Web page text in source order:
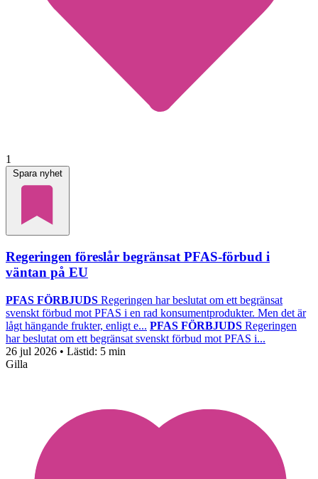
1
Spara nyhet
Regeringen föreslår begränsat PFAS-förbud i
väntan på EU
PFAS FÖRBJUDS Regeringen har beslutat om ett begränsat
svenskt förbud mot PFAS i en rad konsumentprodukter. Men det är
lågt hängande frukter, enligt e... PFAS FÖRBJUDS Regeringen
har beslutat om ett begränsat svenskt förbud mot PFAS i...
26 jul 2026 • Lästid: 5 min
Gilla